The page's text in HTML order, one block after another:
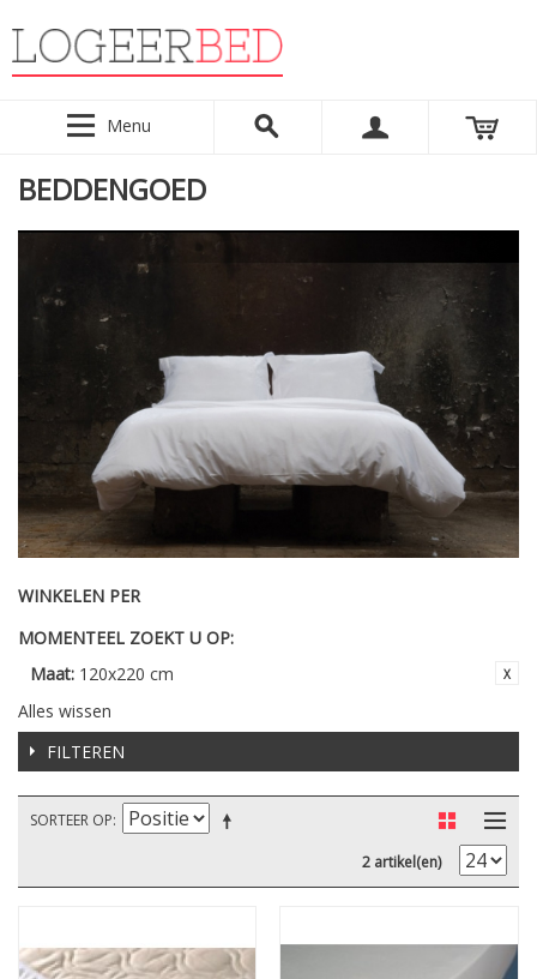
Menu
BEDDENGOED
WINKELEN PER
MOMENTEEL ZOEKT U OP:
Maat: 120x220 cm
Alles wissen
FILTEREN
SORTEER OP
2 artikel(en)